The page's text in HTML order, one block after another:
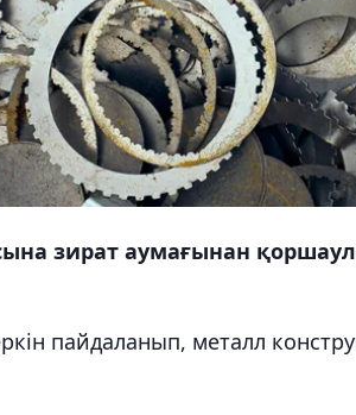
зират аумағынан
еркін пайдаланып, металл